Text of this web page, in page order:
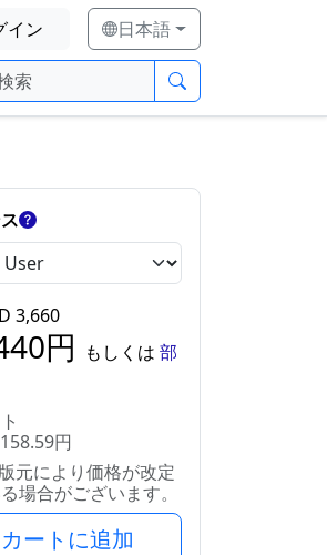
イン 日本語
3,660
円 もしくは 部
円
元により価格が改定
場合がございます。
カートに追加